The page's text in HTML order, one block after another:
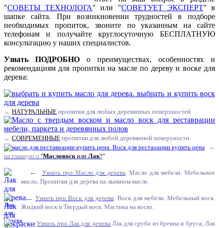
"СОВЕТЫ ТЕХНОЛОГА" или "СОВЕТУЕТ ЭКСПЕРТ" в
шапке сайта. При возникновении трудностей в подборе
необходимых пропиток, звоните по указанным на сайте
телефонам и получайте круглосуточную БЕСПЛАТНУЮ
консультацию у наших специалистов.
Узнать ПОДРОБНО о преимуществах, особенностях и
рекомендациям для пропитки на масле по дереву и воске для
дерева:
← НАТУРАЛЬНЫЕ пропитки для любых деревянных поверхностей
← СОВРЕМЕННЫЕ пропитки для любой деревянной поверхности
←
на главную о "Масловоскили Лак?"
← Узнать про Масло для дерева.Масло для мебели. Мебельное
масло, Пропитки для дерева на льняном масле.
← Узнать про Воск для дерева.Воск для мебели. Мебельный воск.
Жидкий воск и Твердый воск. Мастика на воске.
← Узнать про Лак для дерева.Лак для сруба из бревна и бруса, Лак